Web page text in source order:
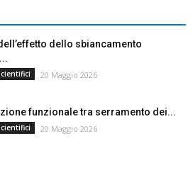
dello sbiancamento
20 Maggio 2026
funzionale tra serramento dei...
20 Maggio 2026